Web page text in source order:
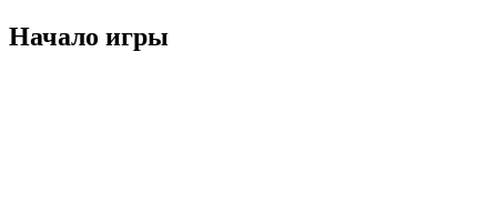
Начало игры